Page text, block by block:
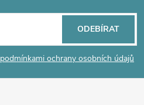
podmínkami ochrany osobních údajů
ODEBÍRAT